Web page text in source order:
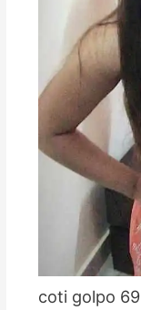
coti golpo 69